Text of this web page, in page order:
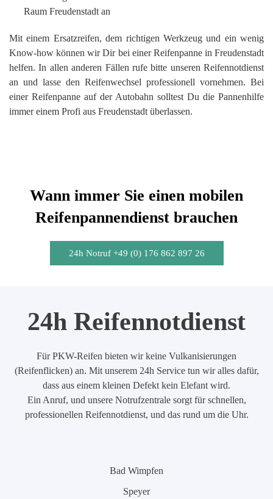
Raum Freudenstadt an
Mit einem Ersatzreifen, dem richtigen Werkzeug und ein wenig
Know-how können wir Dir bei einer Reifenpanne in Freudenstadt
helfen. In allen anderen Fällen rufe bitte unseren Reifennotdienst
an und lasse den Reifenwechsel professionell vornehmen. Bei
einer Reifenpanne auf der Autobahn solltest Du die Pannenhilfe
immer einem Profi aus Freudenstadt überlassen.
Wann immer Sie einen mobilen
Reifenpannendienst brauchen
24h Notruf +49 (0) 176 862 897 26
24h Reifennotdienst
Für PKW-Reifen bieten wir keine Vulkanisierungen
(Reifenflicken) an. Mit unserem 24h Service tun wir alles dafür,
dass aus einem kleinen Defekt kein Elefant wird.
Ein Anruf, und unsere Notrufzentrale sorgt für schnellen,
professionellen Reifennotdienst, und das rund um die Uhr.
Bad Wimpfen
Speyer